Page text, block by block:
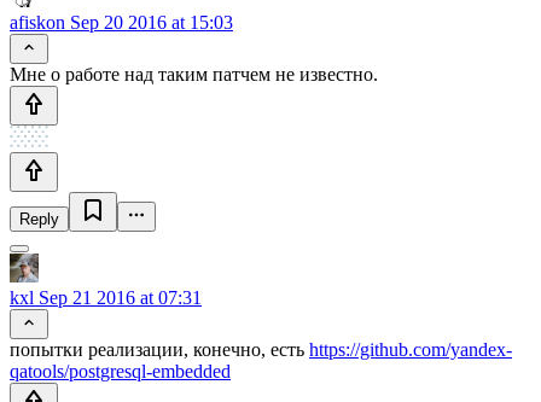
afiskon Sep 20 2016 at 15:03
Мне о работе над таким патчем не известно.
Reply
kxl Sep 21 2016 at 07:31
попытки реализации, конечно, есть https://github.com/yandex-
qatools/postgresql-embedded